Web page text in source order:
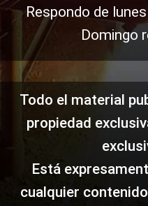
Respondo de
Domingo
Todo el material
propiedad
Está
cualquier